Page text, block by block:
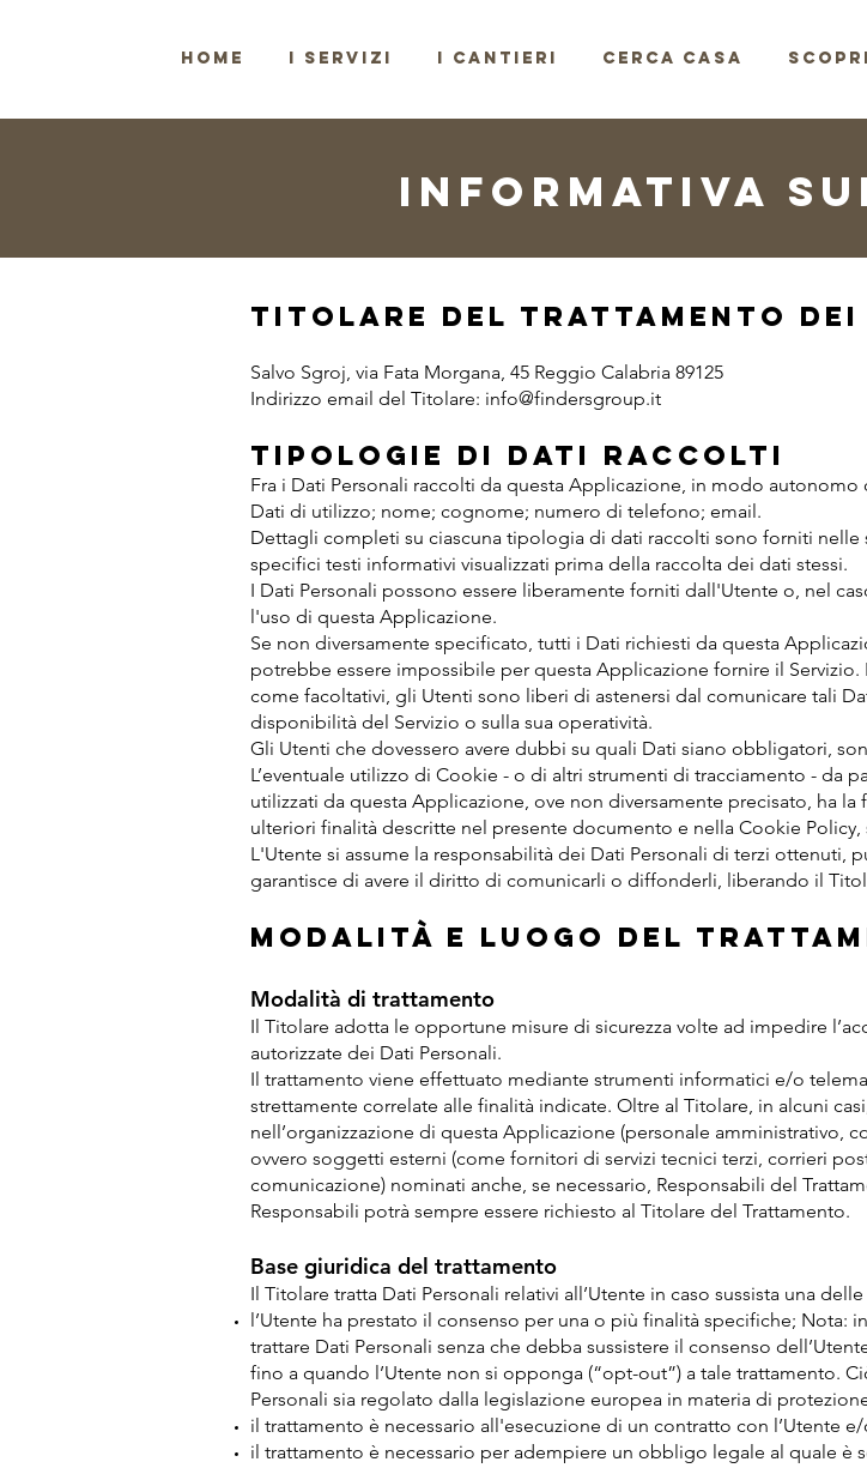
HOME I SERVIZI I CANTIERI CERCA CASA
INFORMATIVA
Titolare del Trattamento dei
Salvo Sgroj, via Fata Morgana, 45 Reggio Calabria 89125
Indirizzo email del Titolare: info@findersgroup.it
Tipologie di Dati raccolti
Fra i Dati Personali raccolti da questa Applicazione, in modo
Dati di utilizzo; nome; cognome; numero di telefono; email.
Dettagli completi su ciascuna tipologia di dati raccolti sono forniti
specifici testi informativi visualizzati prima della raccolta dei dati stessi.
I Dati Personali possono essere liberamente forniti dall'Utente o, nel
l'uso di questa Applicazione.
Se non diversamente specificato, tutti i Dati richiesti da questa
potrebbe essere impossibile per questa Applicazione fornire il
come facoltativi, gli Utenti sono liberi di astenersi dal comunicare tali
disponibilità del Servizio o sulla sua operatività.
Gli Utenti che dovessero avere dubbi su quali Dati siano obbligatori,
L’eventuale utilizzo di Cookie - o di altri strumenti di tracciamento - da
utilizzati da questa Applicazione, ove non diversamente precisato, ha
ulteriori finalità descritte nel presente documento e nella Cookie
L'Utente si assume la responsabilità dei Dati Personali di terzi
garantisce di avere il diritto di comunicarli o diffonderli, liberando il
Modalità e luogo del
Modalità di trattamento
Il Titolare adotta le opportune misure di sicurezza volte ad impedire
autorizzate dei Dati Personali.
Il trattamento viene effettuato mediante strumenti informatici e/o
strettamente correlate alle finalità indicate. Oltre al Titolare, in alcuni
nell’organizzazione di questa Applicazione (personale amministrativo,
ovvero soggetti esterni (come fornitori di servizi tecnici terzi, corrieri
comunicazione) nominati anche, se necessario, Responsabili del
Responsabili potrà sempre essere richiesto al Titolare del Trattamento.
Base giuridica del trattamento
Il Titolare tratta Dati Personali relativi all’Utente in caso sussista una
l’Utente ha prestato il consenso per una o più finalità specifiche; Nota:
trattare Dati Personali senza che debba sussistere il consenso
fino a quando l’Utente non si opponga (“opt-out”) a tale trattamento.
Personali sia regolato dalla legislazione europea in materia di
il trattamento è necessario all'esecuzione di un contratto con l’Utente
il trattamento è necessario per adempiere un obbligo legale al quale è